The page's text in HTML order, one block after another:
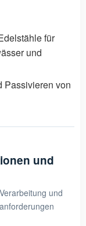
für
und
Passivieren von
und
und